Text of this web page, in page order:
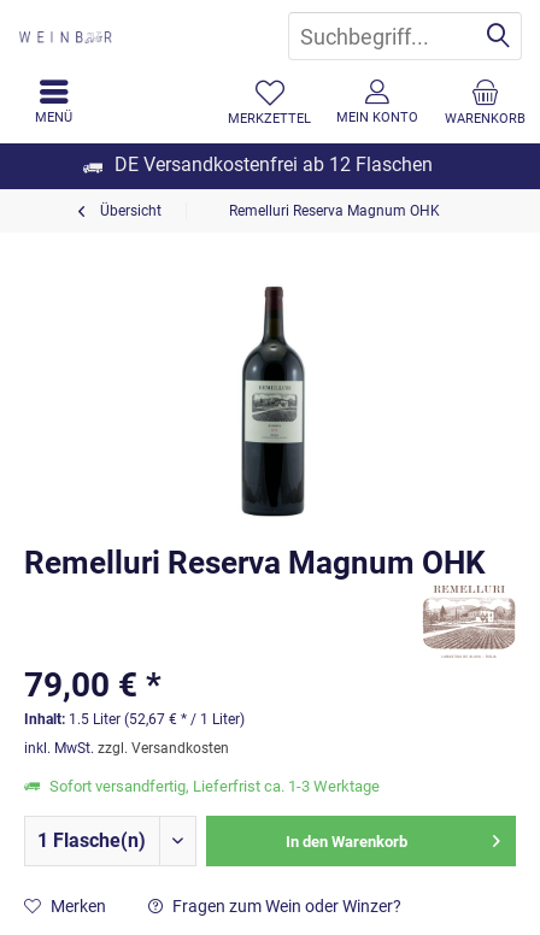
DE Versandkostenfrei ab 12 Flaschen
WARENKORB
MERKZETTEL MEIN KONTO
MENÜ
Übersicht Remelluri Reserva Magnum OHK
Remelluri Reserva Magnum OHK
79,00 € *
Inhalt: 1.5 Liter (52,67 € * / 1 Liter)
inkl. MwSt. zzgl. Versandkosten
Sofort versandfertig, Lieferfrist ca. 1-3 Werktage
In den Warenkorb
Merken Fragen zum Wein oder Winzer?